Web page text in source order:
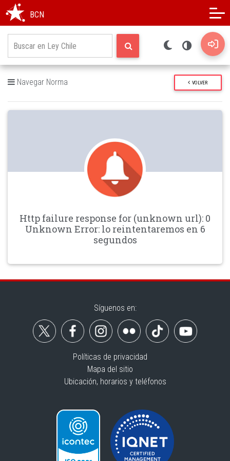
BCN
Navegar Norma VOLVER
Http failure response for (unknown url): 0
Unknown Error: lo reintentaremos en 6
segundos
Síguenos en:
Políticas de privacidad
Mapa del sitio
Ubicación, horarios y teléfonos